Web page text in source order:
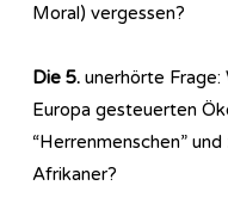
Moral) vergessen?
Die 5. unerhörte Frage:
Europa gesteuerten
“Herrenmenschen”
Afrikaner?